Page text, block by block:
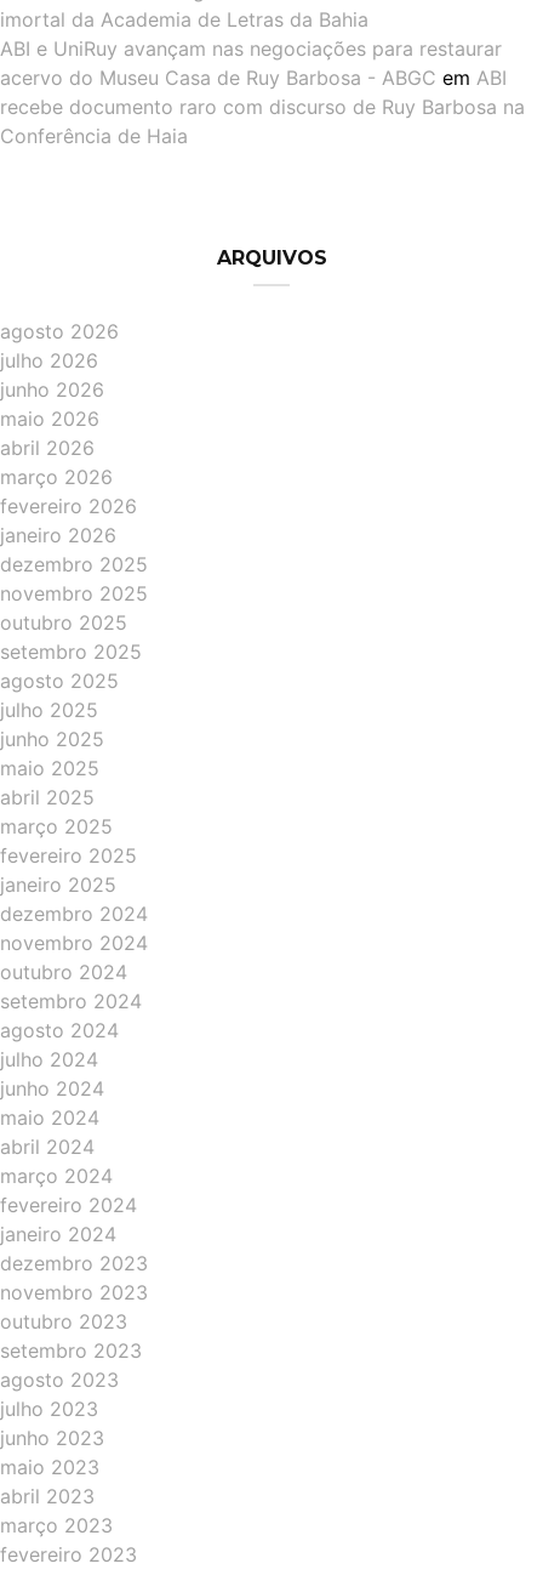
imortal da Academia de Letras da Bahia
ABI e UniRuy avançam nas negociações para restaurar
acervo do Museu Casa de Ruy Barbosa - ABGC em ABI
recebe documento raro com discurso de Ruy Barbosa na
Conferência de Haia
ARQUIVOS
agosto 2026
julho 2026
junho 2026
maio 2026
abril 2026
março 2026
fevereiro 2026
janeiro 2026
dezembro 2025
novembro 2025
outubro 2025
setembro 2025
agosto 2025
julho 2025
junho 2025
maio 2025
abril 2025
março 2025
fevereiro 2025
janeiro 2025
dezembro 2024
novembro 2024
outubro 2024
setembro 2024
agosto 2024
julho 2024
junho 2024
maio 2024
abril 2024
março 2024
fevereiro 2024
janeiro 2024
dezembro 2023
novembro 2023
outubro 2023
setembro 2023
agosto 2023
julho 2023
junho 2023
maio 2023
abril 2023
março 2023
fevereiro 2023